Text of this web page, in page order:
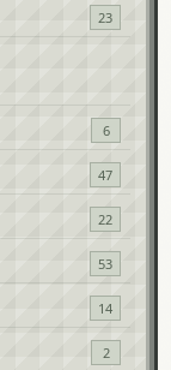
23
6
47
22
53
14
2